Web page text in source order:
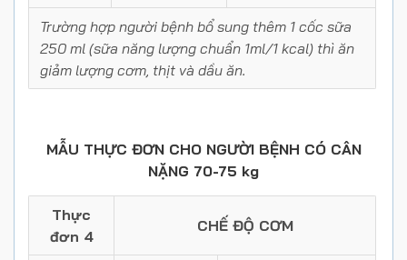
Trường hợp người bệnh bổ sung thêm 1 cốc sữa
250 ml (sữa năng lượng chuẩn 1ml/1 kcal) thì ăn
giảm lượng cơm, thịt và dầu ăn.
MẪU THỰC ĐƠN CHO NGƯỜI BỆNH CÓ CÂN
NẶNG 70-75 kg
Thực
đơn 4
CHẾ ĐỘ CƠM